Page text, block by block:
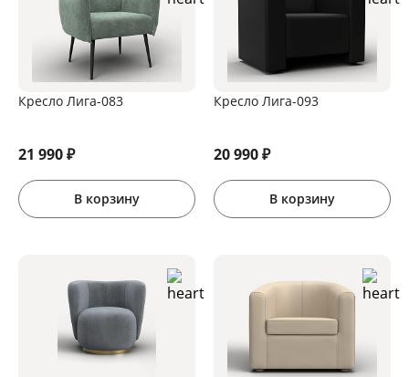
Кресло Лига-083
21 990₽
В корзину
Кресло Лига-093
20 990₽
В корзину